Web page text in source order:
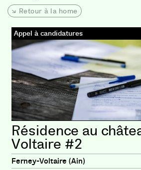
Retour à la home
Appel à candidatures
Résidence au
Voltaire #2
Ferney-Voltaire (Ain)